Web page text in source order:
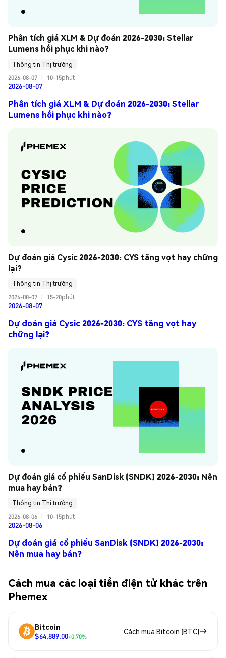
Phân tích giá XLM & Dự đoán 2026-2030: Stellar
Lumens hồi phục khi nào?
Thông tin Thị trường
2026-08-07
10-15phút
2026-08-07
Phân tích giá XLM & Dự đoán 2026-2030: Stellar
Lumens hồi phục khi nào?
Dự đoán giá Cysic 2026-2030: CYS tăng vọt hay chững
lại?
Thông tin Thị trường
2026-08-07
15-20phút
2026-08-07
Dự đoán giá Cysic 2026-2030: CYS tăng vọt hay
chững lại?
Dự đoán giá cổ phiếu SanDisk (SNDK) 2026-2030: Nên
mua hay bán?
Thông tin Thị trường
2026-08-06
10-15phút
2026-08-06
Dự đoán giá cổ phiếu SanDisk (SNDK) 2026-2030:
Nên mua hay bán?
Cách mua các loại tiền điện tử khác trên
Phemex
Bitcoin
$64,889.00+0.70%
Cách mua Bitcoin (BTC)